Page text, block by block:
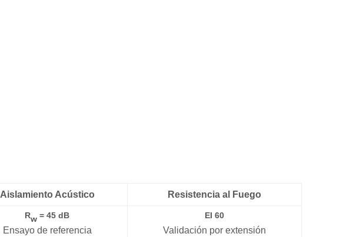
Aislamiento Acústico Resistencia al Fuego
Rw = 45 dB
Ensayo de referencia
EI 60
Validación por extensión